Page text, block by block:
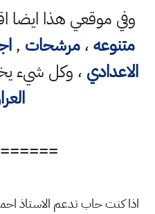
وفي موقعي هذا ايضا
متنوعه،مرشحات ,
الاعدادي ، وكل شيء
اذا كنت حاب تدعم الاستاذ